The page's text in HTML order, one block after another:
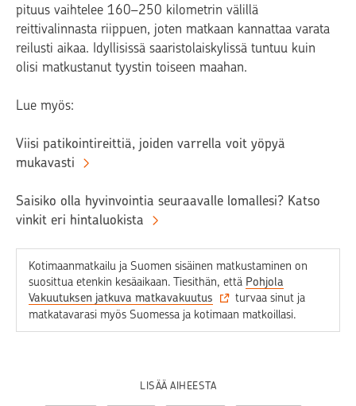
pituus vaihtelee 160–250 kilometrin välillä
reittivalinnasta riippuen, joten matkaan kannattaa varata
reilusti aikaa. Idyllisissä saaristolaiskylissä tuntuu kuin
olisi matkustanut tyystin toiseen maahan.
Lue myös:
Viisi patikointireittiä, joiden varrella voit yöpyä
mukavasti
Saisiko olla hyvinvointia seuraavalle lomallesi? Katso
vinkit eri hintaluokista
Kotimaanmatkailu ja Suomen sisäinen matkustaminen on
suosittua etenkin kesäaikaan. Tiesithän, että Pohjola
Vakuutuksen jatkuva matkavakuutus
turvaa sinut ja
matkatavarasi myös Suomessa ja kotimaan matkoillasi.
LISÄÄ AIHEESTA